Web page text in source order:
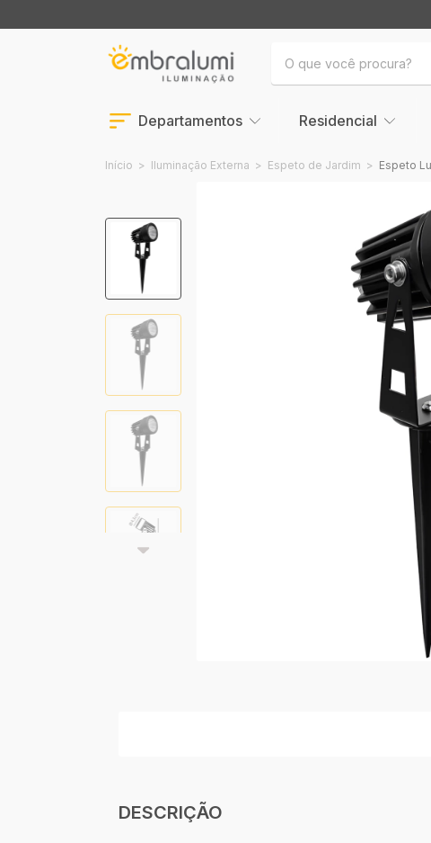
Departamentos Residencial
Início > Iluminação Externa > Espeto de Jardim > Espeto
DESCRIÇÃO